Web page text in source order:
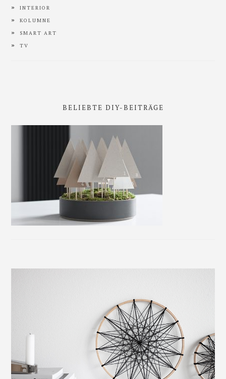
INTERIOR
KOLUMNE
SMART ART
TV
BELIEBTE DIY-BEITRÄGE